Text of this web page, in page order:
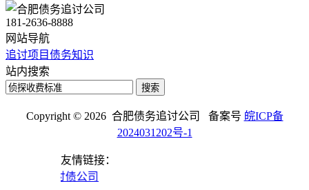
181-2636-8888
网站导航
追讨项目债务知识
站内搜索
搜索
Copyright © 2026 合肥债务追讨公司 备案号 皖ICP备
2024031202号-1
友情链接：
中山讨债公司